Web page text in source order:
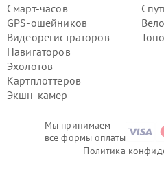
Мы принимаем
все формы оплаты
Смарт-часов
GPS-ошейников
Видеорегистраторов
Навигаторов
Эхолотов
Картплоттеров
Экшн-камер
Казань
Замена корпусных элементов
спутникового телефона Garmin
Воронеж
Замена корпусных элементов
спутникового телефона Garmin в
Волгоград
Замена корпусных элементов
спутникового телефона Garmin в
Замена корпусных элементов
спутникового телефона Garmin
Политика